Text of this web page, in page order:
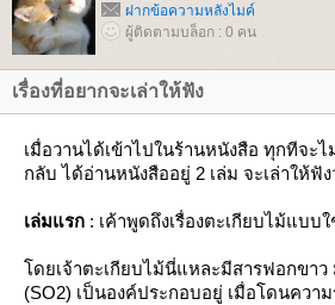
ฝากข้อความหลังไมค์
ผู้ติดตามบล็อก : 0 คน
เรื่องที่อยากจะเล่าให้ฟัง
เมื่อวานได้เข้าไปในร้านหนังสือ ทุกทีจะไ
กลับ ได้อ่านหนังสืออยู่ 2 เล่ม จะเล่าให้ฟั
เล่มแรก : เค้าพูดถึงเรื่องตะเกียบไม้แบบ
ดยเจ้าตะเกียบไม้นี่แหละมีสารฟอกขาว
(SO2) เป็นองค์ประกอบอยู่ เมื่อโดนควา